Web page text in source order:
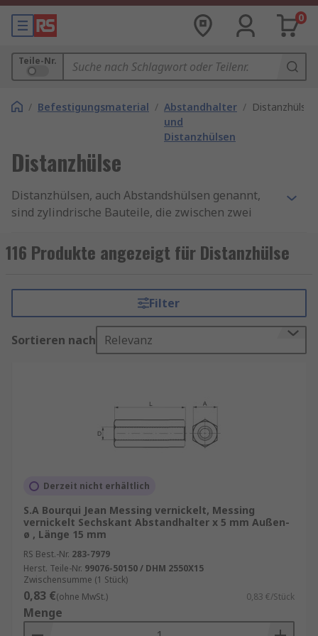
0
Teile-Nr.
/ Befestigungsmaterial / Abstandhalter
und
Distanzhülsen
/ Distanzhülse
Distanzhülse
Distanzhülsen, auch Abstandshülsen genannt,
sind zylindrische Bauteile, die zwischen zwei
einen definierten Abstand zu schaffen. Sie
bestehen meist aus Metall, Kunststoff oder
verschiedenen Größen und Formen erhältlich.
Ihre Hauptaufgabe besteht darin, eine
gleichmäßige Verteilung von Kräften und eine
stabile Verbindung zwischen den Bauteilen zu
Einsatzbereiche von Distanzhülsen
Distanzhülsen finden in vielen Bereichen
Anwendung, darunter:
Maschinenbau: In Maschinen und Anlagen
Ausrichtung und Abstandhaltung von
beweglichen Teilen.
Automobilindustrie
verwendet, um Komponenten wie Motoren,
Getriebe und Fahrwerksysteme präzise zu
positionieren.
: Distanzhülsen kommen in
116 Produkte angezeigt für Distanzhülse
Filter
Sortieren nach Relevanz
Derzeit nicht erhältlich
S.A Bourqui Jean Messing vernickelt, Messing
vernickelt Sechskant Abstandhalter x 5 mm Außen-
ø , Länge 15 mm
RS Best.-Nr. 283-7979
Herst. Teile-Nr. 99076-50150 / DHM 2550X15
Zwischensumme (1 Stück)
0,83 €(ohne MwSt.) 0,83 €/Stück
Menge